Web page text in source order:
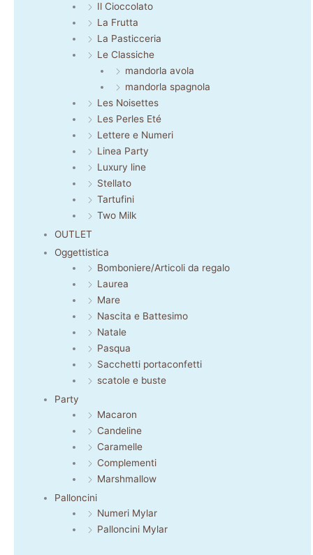
Il Cioccolato
La Frutta
La Pasticceria
Le Classiche
mandorla avola
mandorla spagnola
Les Noisettes
Les Perles Eté
Lettere e Numeri
Linea Party
Luxury line
Stellato
Tartufini
Two Milk
OUTLET
Oggettistica
Bomboniere/Articoli da regalo
Laurea
Mare
Nascita e Battesimo
Natale
Pasqua
Sacchetti portaconfetti
scatole e buste
Party
Macaron
Candeline
Caramelle
Complementi
Marshmallow
Palloncini
Numeri Mylar
Palloncini Mylar